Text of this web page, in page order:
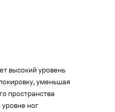
высокий уровень
уменьшая
пространства
ног